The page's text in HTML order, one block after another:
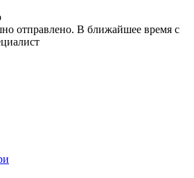
отправлено. В ближайшее время с